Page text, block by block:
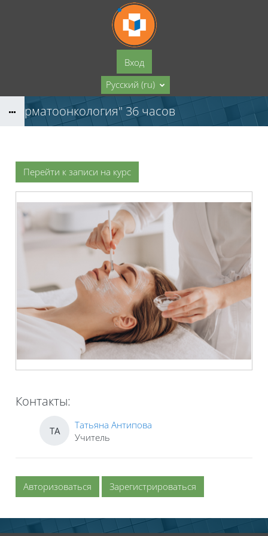
Перейти к основному содержанию
Вход
Русский ‎(ru)‎
"Дерматоонкология" 36 часов
Перейти к записи на курс
Контакты:
ТА
Татьяна Антипова
Учитель
Авторизоваться Зарегистрироваться